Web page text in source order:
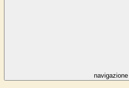
navigazione